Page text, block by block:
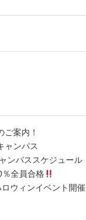
案内！
ャンパス
ンパススケジュール
全員合格
ウィンイベント開催